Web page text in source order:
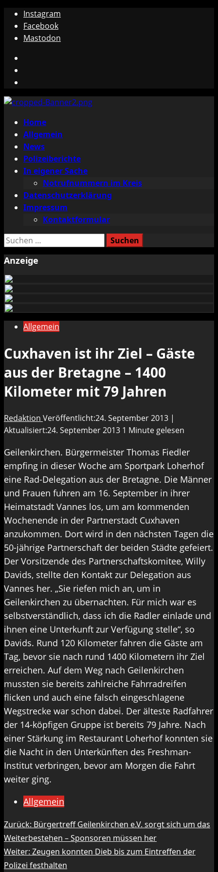
Zum
Inhalt
springen
Instagram
Facebook
Mastodon
Primäres
Menü
Home
Allgemein
News
Polizeiberichte
In eigener Sache
Notrufnummern im Kreis
Datenschutzerklärung
Impressum
Kontaktformular
Suchen
Anzeige
Allgemein
Cuxhaven ist ihr Ziel – Gäste
aus der Bretagne – 1400
Kilometer mit 79 Jahren
Redaktion Veröffentlicht:24. September 2013 |
Aktualisiert:24. September 2013 1 Minute gelesen
Geilenkirchen. Bürgermeister Thomas Fiedler
empfing in dieser Woche am Sportpark Loherhof
eine Rad-Delegation aus der Bretagne. Die Männer
und Frauen fuhren am 16. September in ihrer
Heimatstadt Vannes los, um am kommenden
Wochenende in der Partnerstadt Cuxhaven
anzukommen. Dort wird in den nächsten Tagen die
50-jährige Partnerschaft der beiden Städte gefeiert.
Der Vorsitzende des Partnerschaftskomitee, Willy
Davids, stellte den Kontakt zur Delegation aus
Vannes her. „Sie riefen mich an, um in
Geilenkirchen zu übernachten. Für mich war es
selbstverständlich, dass ich die Radler einlade und
ihnen eine Unterkunft zur Verfügung stelle“, so
Davids. Rund 120 Kilometer fahren die Gäste am
Tag, bevor sie nach rund 1400 Kilometern ihr Ziel
erreichen. Auf dem Weg nach Geilenkirchen
mussten sie bereits zahlreiche Fahrradreifen
flicken und auch eine falsch eingeschlagene
Wegstrecke war schon dabei. Der älteste Radfahrer
der 14-köpfigen Gruppe ist bereits 79 Jahre. Nach
einer Stärkung im Restaurant Loherhof konnten sie
die Nacht in den Unterkünften des Freshman-
Institut verbringen, bevor am Morgen die Fahrt
weiter ging.
Allgemein
Beitragsnavigation
Zurück: Bürgertreff Geilenkirchen e.V. sorgt sich um das
Weiterbestehen – Sponsoren müssen her
Weiter: Zeugen konnten Dieb bis zum Eintreffen der
Polizei festhalten